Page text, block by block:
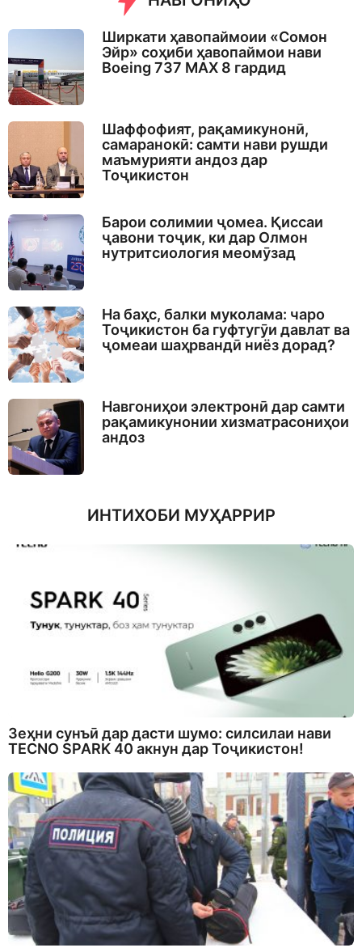
Ширкати ҳавопаймоии «Сомон
Эйр» соҳиби ҳавопаймои нави
Boeing 737 MAX 8 гардид
Шаффофият, рақамикунонӣ,
самаранокӣ: самти нави рушди
маъмурияти андоз дар
Тоҷикистон
Барои солимии ҷомеа. Қиссаи
ҷавони тоҷик, ки дар Олмон
нутритсиология меомӯзад
На баҳс, балки муколама: чаро
Тоҷикистон ба гуфтугӯи давлат ва
ҷомеаи шаҳрвандӣ ниёз дорад?
Навгониҳои электронӣ дар самти
рақамикунонии хизматрасониҳои
андоз
ИНТИХОБИ МУҲАРРИР
Зеҳни сунъӣ дар дасти шумо: силсилаи нави
TECNO SPARK 40 акнун дар Тоҷикистон!